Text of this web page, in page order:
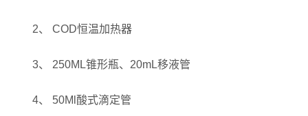
2、 COD恒温加热器
3、 250ML锥形瓶、20mL移液管
4、 50Ml酸式滴定管